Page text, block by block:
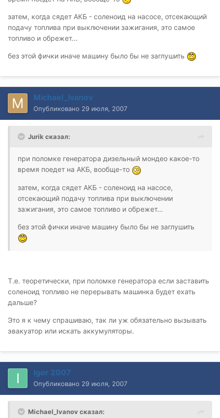
затем, когда сядет АКБ - соленоид на насосе, отсекающий
подачу топлива при выключении зажигания, это самое
топливо и обрежет...
без этой фички иначе машину было бы не заглушить
Michael_Ivanov
Опубликовано 29 июля, 2007
Jurik сказал:
при поломке генератора дизельный мондео какое-то
время поедет на АКБ, вообще-то
затем, когда сядет АКБ - соленоид на насосе,
отсекающий подачу топлива при выключении
зажигания, это самое топливо и обрежет...
без этой фички иначе машину было бы не заглушить
Т.е. теоретически, при поломке генератора если заставить
соленоид топливо не перерывать машинка будет ехать
дальше?
Это я к чему спрашиваю, так ли уж обязательно вызывать
эвакуатор или искать аккумуляторы.
Igor 2007
Опубликовано 29 июля, 2007
Michael_Ivanov сказал: